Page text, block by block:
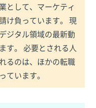
として、マーケティ
け負っています。 現
ジタル領域の最新動
す。 必要とされる人
るのは、ほかの転職
ています。